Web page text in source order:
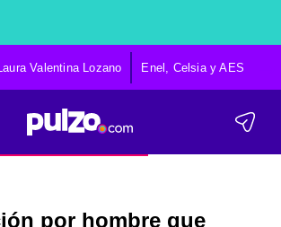
Valentina Lozano Enel, Celsia y AES
por hombre que